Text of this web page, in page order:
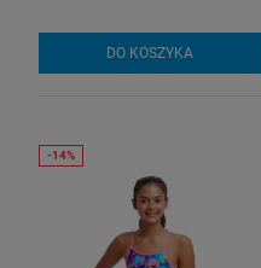
DO KOSZYKA